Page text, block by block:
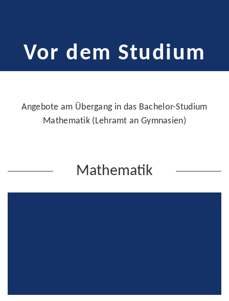
Vor dem Studium
Angebote am Übergang in das Bachelor-Studium
Mathematik (Lehramt an Gymnasien)
Mathematik